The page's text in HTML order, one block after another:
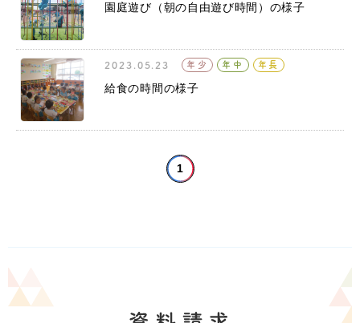
園庭遊び（朝の自由遊び時間）の様子
2023.05.23 年少 年中 年長
給食の時間の様子
1